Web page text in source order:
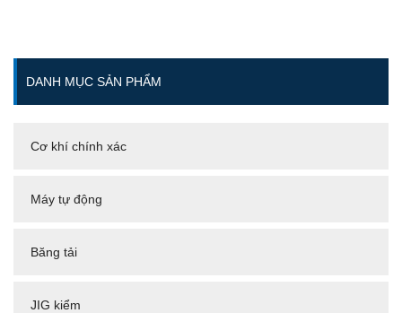
DANH MỤC SẢN PHẨM
Cơ khí chính xác
Máy tự động
Băng tải
JIG kiểm